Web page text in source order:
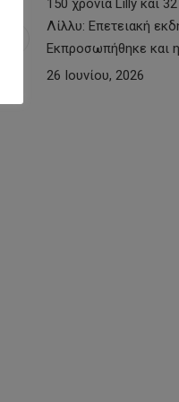
150 χρόνια Lilly και
Λίλλυ: Eπετειακή
Εκπροσωπήθηκε και
26 Ιουνίου, 2026